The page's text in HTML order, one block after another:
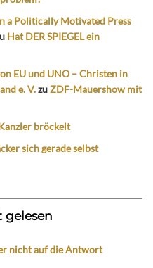
a Politically Motivated Press
Hat DER SPIEGEL ein
EU und UNO – Christen in
e. V.zuZDF-Mauershow mit
bröckelt
sich gerade selbst
gelesen
nicht auf die Antwort